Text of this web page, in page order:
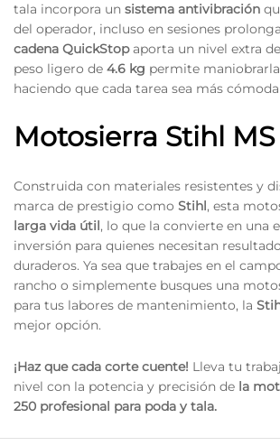
tala incorpora un sistema antivibración
del operador, incluso en sesiones
cadena QuickStopaporta un nivel extra
peso ligero de 4.6 kg permite
haciendo que cada tarea sea más
Motosierra Stihl
Construida con materiales resistentes y
marca de prestigio como Stihl, esta
larga vida útil, lo que la convierte en una
inversión para quienes necesitan
duraderos. Ya sea que trabajes en el
rancho o simplemente busques una
para tus labores de mantenimiento, la
mejor opción.
¡Haz que cada corte cuente! Lleva tu
nivel con la potencia y precisión de la
250 profesional para poda y tala.